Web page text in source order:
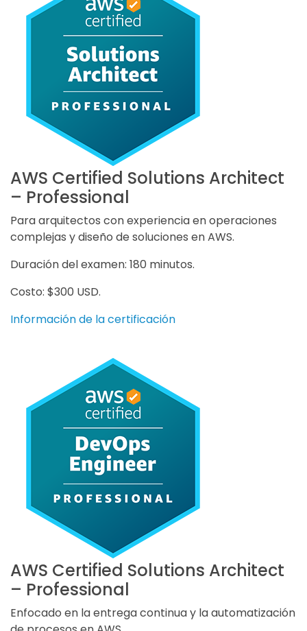
AWS Certified Solutions Architect
– Professional
Para arquitectos con experiencia en operaciones
complejas y diseño de soluciones en AWS.
Duración del examen: 180 minutos.
Costo: $300 USD.
Información de la certificación
AWS Certified Solutions Architect
– Professional
Enfocado en la entrega continua y la automatización